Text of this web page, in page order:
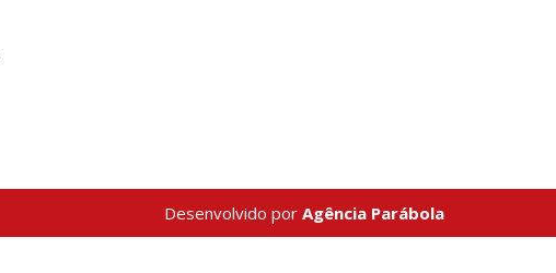
Desenvolvido por Agência Parábola